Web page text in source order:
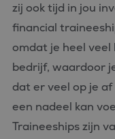
zij ook tijd in jou
financial
omdat je heel
bedrijf, waardoor
dat er veel op je
een nadeel kan
Traineeships zijn